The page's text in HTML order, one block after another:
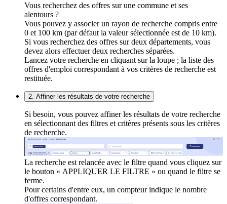
Vous recherchez des offres sur une commune et ses
alentours ?
Vous pouvez y associer un rayon de recherche compris entre
0 et 100 km (par défaut la valeur sélectionnée est de 10 km).
Si vous recherchez des offres sur deux départements, vous
devez alors effectuer deux recherches séparées.
Lancez votre recherche en cliquant sur la loupe ; la liste des
offres d'emploi correspondant à vos critères de recherche est
restituée.
2. Affiner les résultats de votre recherche
Si besoin, vous pouvez affiner les résultats de votre recherche
en sélectionnant des filtres et critères présents sous les critères
de recherche.
La recherche est relancée avec le filtre quand vous cliquez sur
le bouton « APPLIQUER LE FILTRE » ou quand le filtre se
ferme.
Pour certains d'entre eux, un compteur indique le nombre
d'offres correspondant.